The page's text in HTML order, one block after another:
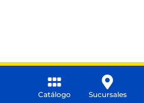
Catálogo Sucursales